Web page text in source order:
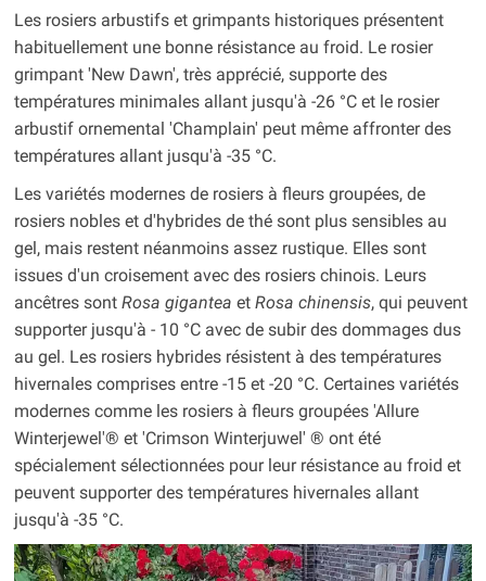
Les rosiers arbustifs et grimpants historiques présentent
habituellement une bonne résistance au froid. Le rosier
grimpant 'New Dawn', très apprécié, supporte des
températures minimales allant jusqu'à -26 °C et le rosier
arbustif ornemental 'Champlain' peut même affronter des
températures allant jusqu'à -35 °C.
Les variétés modernes de rosiers à fleurs groupées, de
rosiers nobles et d'hybrides de thé sont plus sensibles au
gel, mais restent néanmoins assez rustique. Elles sont
issues d'un croisement avec des rosiers chinois. Leurs
ancêtres sont Rosa gigantea et Rosa chinensis, qui peuvent
supporter jusqu'à - 10 °C avec de subir des dommages dus
au gel. Les rosiers hybrides résistent à des températures
hivernales comprises entre -15 et -20 °C. Certaines variétés
modernes comme les rosiers à fleurs groupées 'Allure
Winterjewel'® et 'Crimson Winterjuwel' ® ont été
spécialement sélectionnées pour leur résistance au froid et
peuvent supporter des températures hivernales allant
jusqu'à -35 °C.